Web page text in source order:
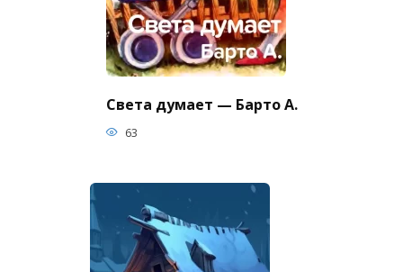
Света думает — Барто А.
63